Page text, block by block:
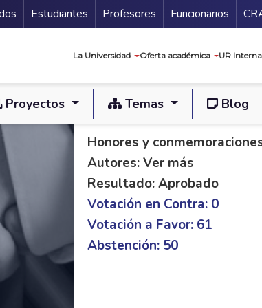
Estudiantes Profesores Funcionarios
La Universidad Oferta académica UR
Proyectos Temas Blog
PL S 133/19 C 327/
Honores y
Autores: Ver más
Resultado: Aprobado
Votación en Contra: 0
Votación a Favor: 61
Abstención: 50